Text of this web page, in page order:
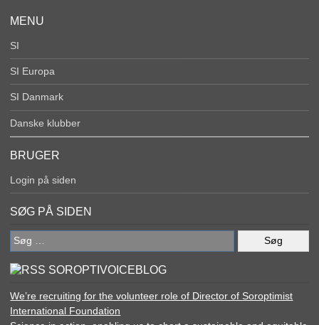
MENU
SI
SI Europa
SI Danmark
Danske klubber
BRUGER
Login på siden
SØG PÅ SIDEN
Søg
efter:
SOROPTIVOICEBLOG
We’re recruiting for the volunteer role of Director of Soroptimist
International Foundation